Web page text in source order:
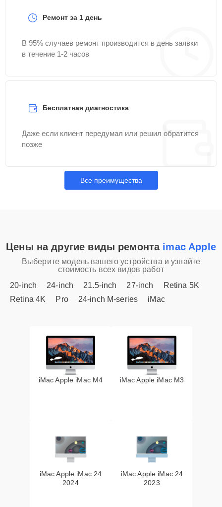
Ремонт за 1 день
В 95% случаев ремонт производится в день заявки
в течение 1-2 часов
Бесплатная диагностика
Даже если клиент передумал или решил обратится
позже
Все преимущества
Цены на другие виды ремонта imac Apple
Выберите модель вашего устройства и узнайте
стоимость всех видов работ
20-inch
24-inch 21.5-inch 27-inch
Retina 5K
Retina 4K
Pro 24-inch M-series iMac
iMac Apple iMac M4 iMac Apple iMac M3
iMac Apple iMac 24
2024
iMac Apple iMac 24
2023